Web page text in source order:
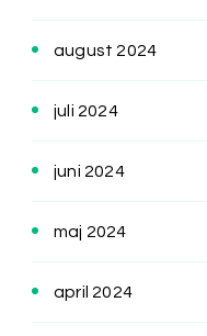
august 2024
juli 2024
juni 2024
maj 2024
april 2024